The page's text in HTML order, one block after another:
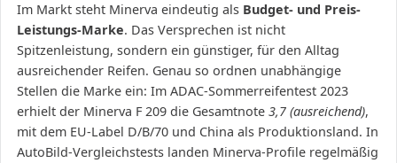
Im Markt steht Minerva eindeutig als Budget- und Preis-
Leistungs-Marke. Das Versprechen ist nicht
Spitzenleistung, sondern ein günstiger, für den Alltag
ausreichender Reifen. Genau so ordnen unabhängige
Stellen die Marke ein: Im ADAC-Sommerreifentest 2023
erhielt der Minerva F 209 die Gesamtnote 3,7 (ausreichend),
mit dem EU-Label D/B/70 und China als Produktionsland. In
AutoBild-Vergleichstests landen Minerva-Profile regelmäßig